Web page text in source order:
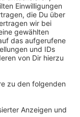
spezielle
von Krieg und
Sport bieten
ein
war
wegen seiner
ausgeschlossen